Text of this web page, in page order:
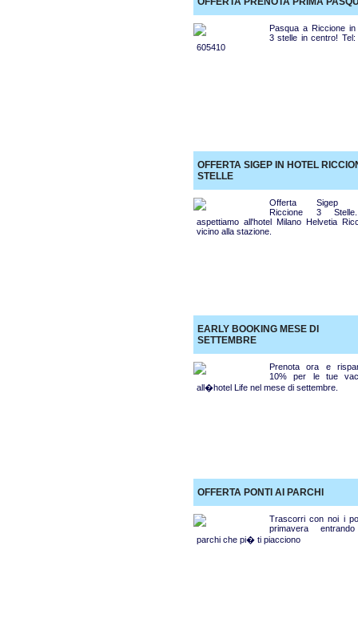
Pasqua a Riccione in
3 stelle in centro! Tel:
605410
OFFERTA SIGEP IN HOTEL
STELLE
Offerta Sigep
Riccione 3
aspettiamo all'hotel Milano Helvetia
vicino alla stazione.
EARLY BOOKING MESE DI
SETTEMBRE
Prenota ora e
10% per le tue
all�hotel Life nel mese di settembre.
OFFERTA PONTI AI PARCHI
Trascorri con noi i
primavera
parchi che pi� ti piacciono